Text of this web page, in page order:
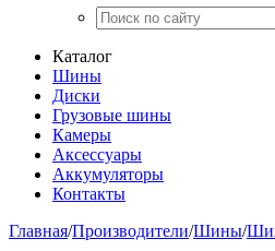
Каталог
Шины
Диски
Грузовые шины
Камеры
Аксессуары
Аккумуляторы
Контакты
Главная/Производители/Шины/